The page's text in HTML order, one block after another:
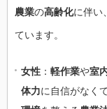
農業の高齢化に伴い、
ています。
女性 ： 軽作業や室
体力に自信がなく